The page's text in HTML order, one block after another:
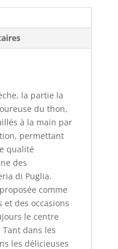
la partie la
du thon,
à la main par
permettant
qualité
des
di Puglia.
comme
des occasions
le centre
dans les
les délicieuses